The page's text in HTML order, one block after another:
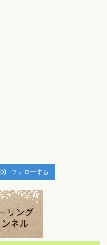
フォローする